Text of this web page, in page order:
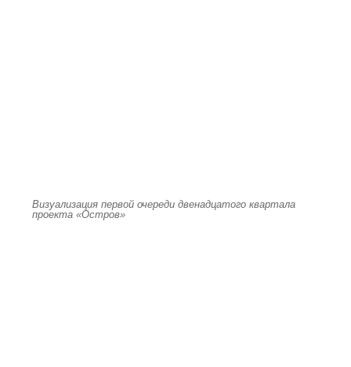
Визуализация первой очереди двенадцатого квартала
проекта «Остров»